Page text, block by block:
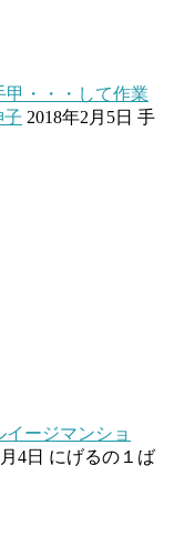
甲・・・して作業
子 2018年2月5日 手
イージマンショ
4日 にげるの１ば